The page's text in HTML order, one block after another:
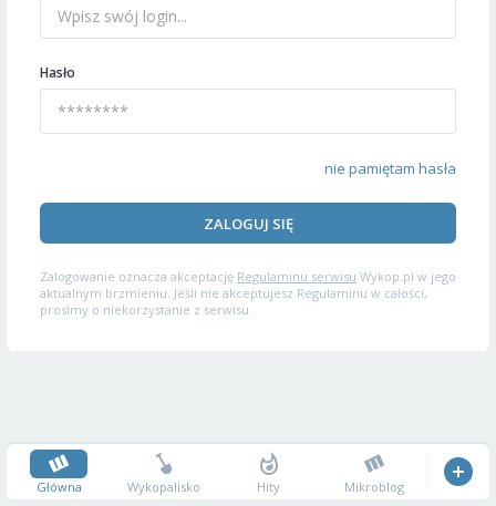
Hasło
nie pamiętam hasła
ZALOGUJ SIĘ
Zalogowanie oznacza akceptację Regulaminu serwisu Wykop.pl w jego
aktualnym brzmieniu. Jeśli nie akceptujesz Regulaminu w całości,
prosimy o niekorzystanie z serwisu.
Główna Wykopalisko Hity Mikroblog